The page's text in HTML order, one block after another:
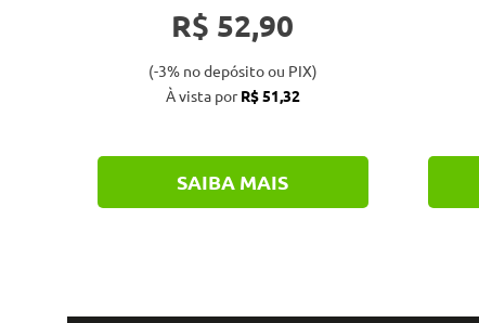
R$ 52,90
(-3% no depósito ou PIX)
À vista porR$ 51,32
SAIBA MAIS